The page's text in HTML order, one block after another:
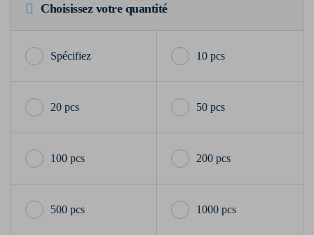
Choisissez votre quantité
10 pcs
20 pcs 50 pcs
100 pcs 200 pcs
500 pcs 1000 pcs